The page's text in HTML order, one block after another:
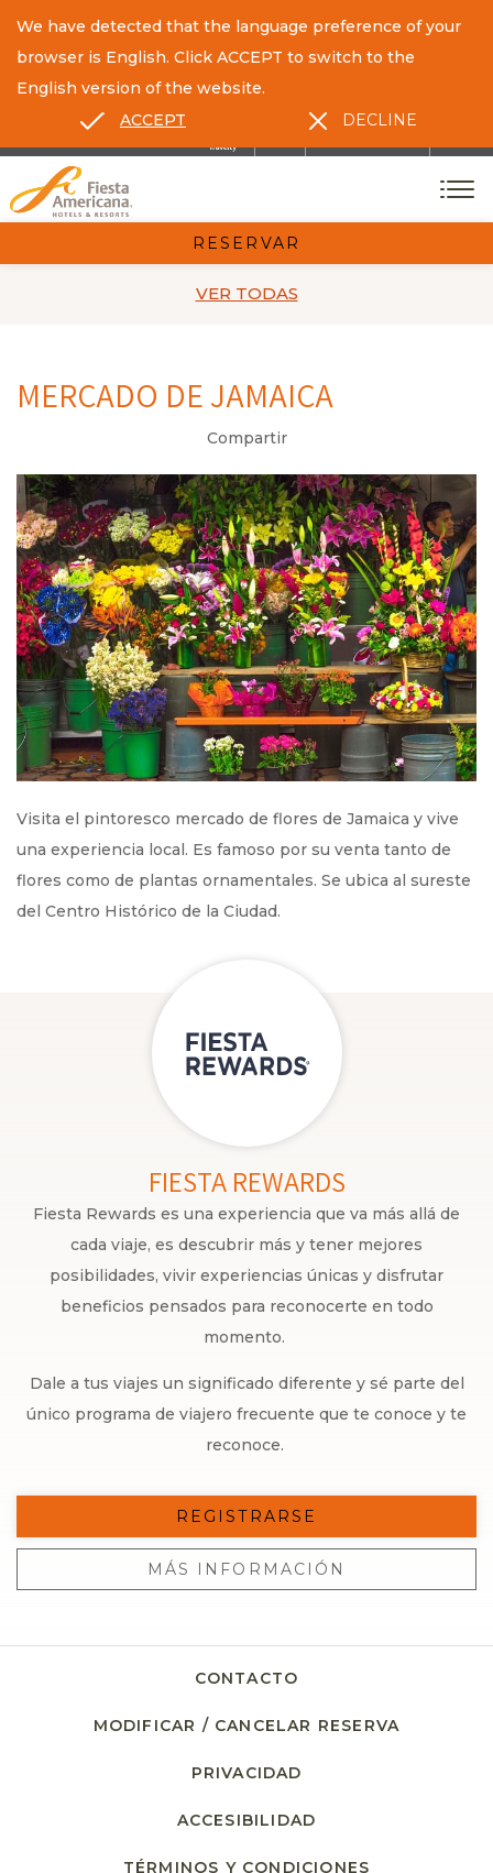
CONTACTO
RESERVAR
We have detected that the language preference of your
browser is English. Click ACCEPT to switch to the
English version of the website.
ACCEPT
DECLINE
VER TODAS
MERCADO DE JAMAICA
Compartir
Visita el pintoresco mercado de flores de Jamaica y vive
una experiencia local. Es famoso por su venta tanto de
flores como de plantas ornamentales. Se ubica al sureste
del Centro Histórico de la Ciudad.
FIESTA REWARDS
Fiesta Rewards es una experiencia que va más allá de
cada viaje, es descubrir más y tener mejores
posibilidades, vivir experiencias únicas y disfrutar
beneficios pensados para reconocerte en todo
momento.
Dale a tus viajes un significado diferente y sé parte del
único programa de viajero frecuente que te conoce y te
reconoce.
REGISTRARSE
MÁS INFORMACIÓN
CONTACTO
MODIFICAR / CANCELAR RESERVA
PRIVACIDAD
ACCESIBILIDAD
TÉRMINOS Y CONDICIONES